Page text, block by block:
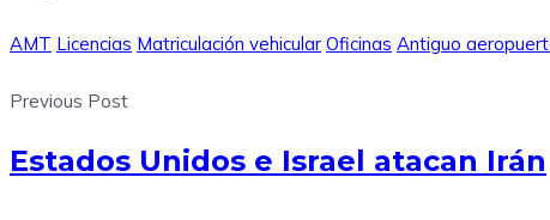
AMT Licencias Matriculación vehicular Oficinas Antiguo
Previous Post
Estados Unidos e Israel atacan Irán